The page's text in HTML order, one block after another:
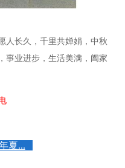
人长久，千里共婵娟，中秋
事业进步，生活美满，阖家
夏...